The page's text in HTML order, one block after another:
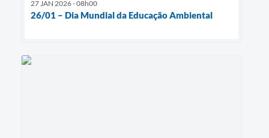
27 JAN 2026 - 08h00
26/01 – Dia Mundial da Educação Ambiental